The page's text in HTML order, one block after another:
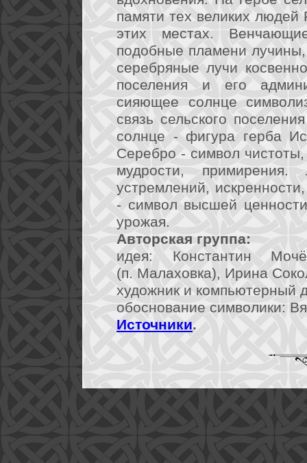
памяти тех великих
этих местах.
подобные пламени
серебряные лучи
поселения и его
сияющее солнце
связь сельского
солнце - фигура герба
Серебро - символ
мудрости,
устремлений,
- символ высшей
урожая.
Авторская группа:
идея: Константин
(п. Малаховка), Ирина
художник и компьютерный
обоснование символики:
Источники.